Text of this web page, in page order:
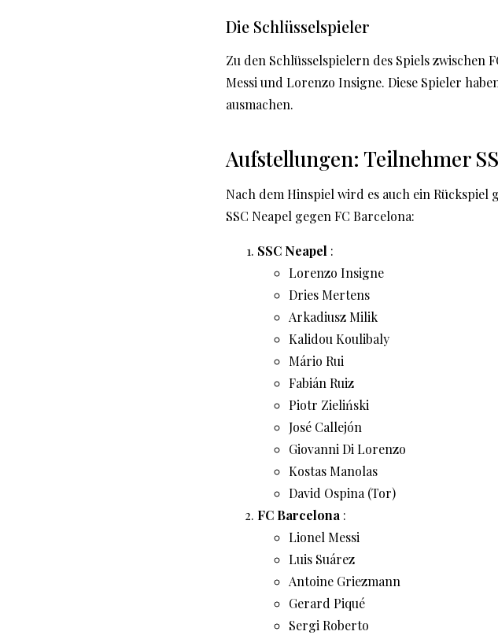
Die Schlüsselspieler
Zu den Schlüsselspielern des Spiels zwischen
Messi und Lorenzo Insigne. Diese Spieler
ausmachen.
Aufstellungen: Teilnehmer
Nach dem Hinspiel wird es auch ein
SSC Neapel gegen FC Barcelona:
SSC Neapel :
Lorenzo Insigne
Dries Mertens
Arkadiusz Milik
Kalidou Koulibaly
Mário Rui
Fabián Ruiz
Piotr Zieliński
José Callejón
Giovanni Di Lorenzo
Kostas Manolas
David Ospina (Tor)
FC Barcelona :
Lionel Messi
Luis Suárez
Antoine Griezmann
Gerard Piqué
Sergi Roberto